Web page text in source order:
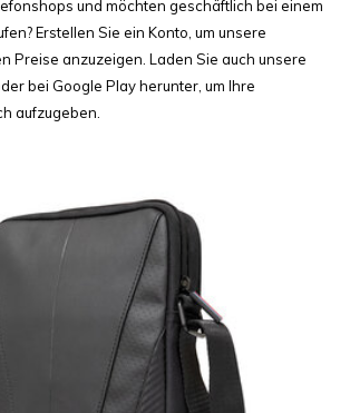
und möchten geschäftlich bei einem
Erstellen Sie ein Konto, um unsere
Preise anzuzeigen. Laden Sie auch unsere
bei Google Play herunter, um Ihre
aufzugeben.